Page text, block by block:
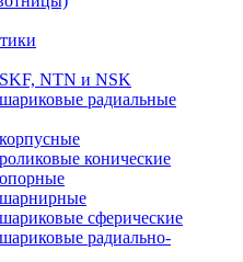
NTN и NSK
радиальные
конические
сферические
радиально-